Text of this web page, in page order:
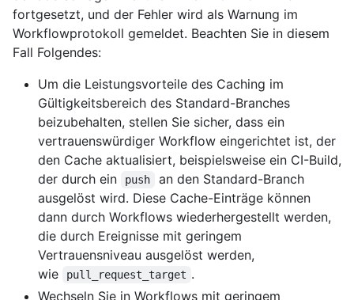
fortgesetzt, und der Fehler wird als Warnung im
Workflowprotokoll gemeldet. Beachten Sie in diesem
Fall Folgendes:
Um die Leistungsvorteile des Caching im
Gültigkeitsbereich des Standard-Branches
beizubehalten, stellen Sie sicher, dass ein
vertrauenswürdiger Workflow eingerichtet ist, der
den Cache aktualisiert, beispielsweise ein CI-Build,
der durch ein
push
an den Standard-Branch
ausgelöst wird. Diese Cache-Einträge können
dann durch Workflows wiederhergestellt werden,
die durch Ereignisse mit geringem
Vertrauensniveau ausgelöst werden,
wie
pull_request_target .
Wechseln Sie in Workflows mit geringem